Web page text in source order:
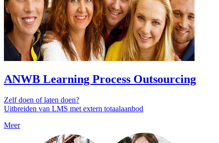
ANWB Learning Process Outsourcing
Zelf doen of laten doen?
Uitbreiden van LMS met extern totaalaanbod
Meer